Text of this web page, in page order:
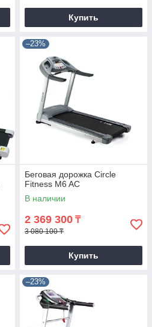
Купить
–23%
Беговая дорожка Circle
Fitness M6 AC
В наличии
2 369 300 ₸
3 080 100 ₸
Купить
–23%